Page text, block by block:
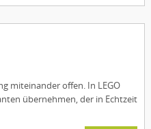
miteinander offen. In LEGO
übernehmen, der in Echtzeit